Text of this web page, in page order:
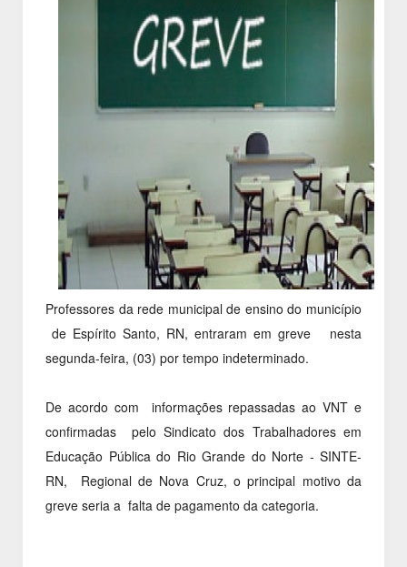
Professores da rede municipal de ensino do município
de Espírito Santo, RN, entraram em greve nesta
segunda-feira, (03) por tempo indeterminado.
De acordo com informações repassadas ao VNT e
confirmadas pelo Sindicato dos Trabalhadores em
Educação Pública do Rio Grande do Norte - SINTE-
RN, Regional de Nova Cruz, o principal motivo da
greve seria a falta de pagamento da categoria.